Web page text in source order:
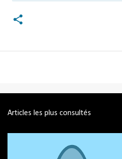
Articles les plus consultés